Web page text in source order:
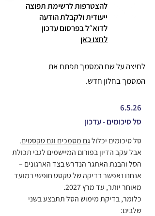
להצטרפות לרשימת תפוצה
ייעודית ולקבלת הודעה
לדוא״ל בפרסום עדכון
לחצו כאן
לחיצה על שם המסמך תפתח את
המסמך בחלון חדש.
6.5.26
סל סיכומים - עדכון
סל סיכומים יכלול גם מסמכים וגם טקסטים.
אבל עקב הדיון בפורום המיישמים לגבי תכולת
הסל והבנת האתגר הנדרש בצד הארגונים –
אנחנו נאפשר בדיקה של טקסט חופשי במועד
מאוחר יותר, עד מרץ 2027.
כלומר, בדיקת מימוש הסל תתבצע בשני
שלבים: